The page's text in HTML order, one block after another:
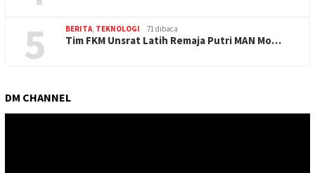
5 BERITA, TEKNOLOGI 71 dibaca
Tim FKM Unsrat Latih Remaja Putri MAN Mo…
DM CHANNEL